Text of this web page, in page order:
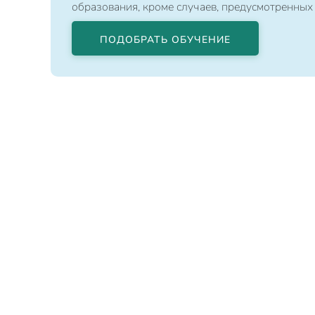
образования, кроме случаев,
ПОДОБРАТЬ ОБУЧЕНИЕ